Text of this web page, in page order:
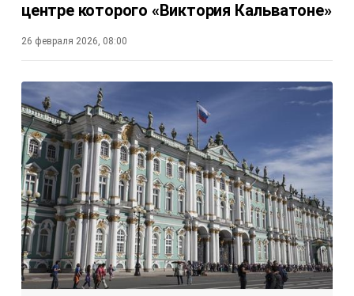
центре которого «Виктория Кальватоне»
26 февраля 2026, 08:00